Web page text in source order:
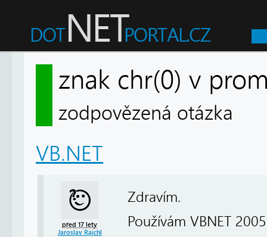
znak chr(0) v
zodpovězená otázka
VB.NET
před 17 lety
Jaroslav Rajchl
Zdravím.
Používám VBNET